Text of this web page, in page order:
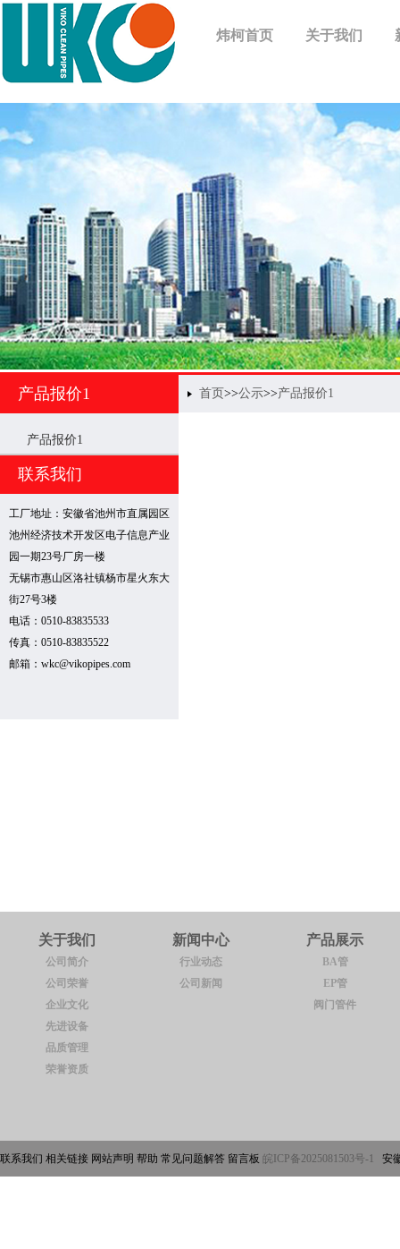
炜柯首页 关于我们
产品报价1
产品报价1
联系我们
工厂地址：安徽省池州市直属园区
池州经济技术开发区电子信息产业
园一期23号厂房一楼
无锡市惠山区洛社镇杨市星火东大
街27号3楼
电话：0510-83835533
传真：0510-83835522
邮箱：wkc@vikopipes.com
首页 >>公示>>产品报价1
关于我们
公司简介
公司荣誉
企业文化
先进设备
品质管理
荣誉资质
新闻中心
行业动态
公司新闻
产品展示
BA管
EP管
阀门管件
联系我们 相关链接 网站声明 帮助 常见问题解答 留言板 皖ICP备2025081503号-1 安